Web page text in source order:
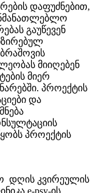
დაფუძნებით,
გაუწევენ
მიიღებენ
მიერ
პროექტის
და
პროექტის
დღის კვირეულის
e-psy-ის